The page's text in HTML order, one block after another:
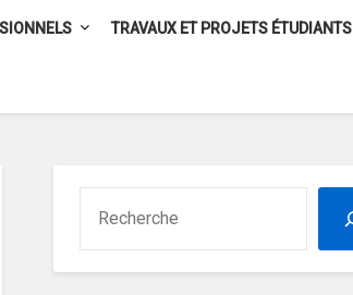
TRAVAUX ET PROJETS ÉTUDIANTS